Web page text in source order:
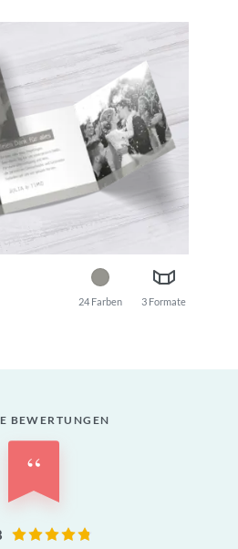
3 Formate
24 Farben
BEWERTUNGEN
“